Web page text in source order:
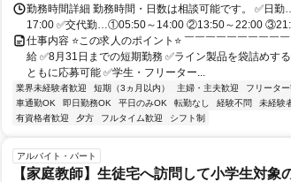
勤務時間詳細 勤務時間・日数は相談可能です。 ✅
17:00 ✅交代勤…①05:50～14:00 ②13:50～22:00
仕事内容 ⭐この求人のポイント⭐ ￣￣￣￣￣￣￣￣￣
給 ✅8月31日までの短期勤務 ✅ライン製品を袋詰めす
ともに応募可能 ✅学生・フリーター...
業界未経験者歓迎 短期（3ヵ月以内） 主婦・主夫歓迎 フリータ
車通勤OK
即日勤務OK 平日のみOK 転勤なし 経験不問 未経験
有資格者歓迎
夕方 フルタイム歓迎 シフト制
アルバイト・パート
【家庭教師】生徒宅へ訪問して小学生対